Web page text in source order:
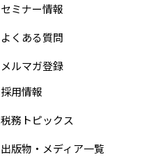
セミナー情報
よくある質問
メルマガ登録
採用情報
税務トピックス
出版物・メディア一覧